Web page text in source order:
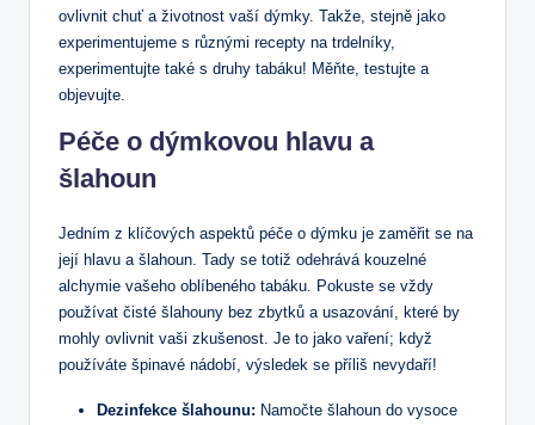
ovlivnit chuť a životnost vaší dýmky. Takže, stejně jako
experimentujeme s různými recepty na trdelníky,
experimentujte také s druhy tabáku! Měňte, testujte a
objevujte.
Péče o dýmkovou hlavu a
šlahoun
Jedním z klíčových aspektů péče o dýmku je zaměřit se na
její hlavu a šlahoun. Tady se totiž odehrává kouzelné
alchymie vašeho oblíbeného tabáku. Pokuste se vždy
používat čisté šlahouny bez zbytků a usazování, které by
mohly ovlivnit vaši zkušenost. Je to jako vaření; když
používáte špinavé nádobí, výsledek se příliš nevydaří!
Dezinfekce šlahounu: Namočte šlahoun do vysoce